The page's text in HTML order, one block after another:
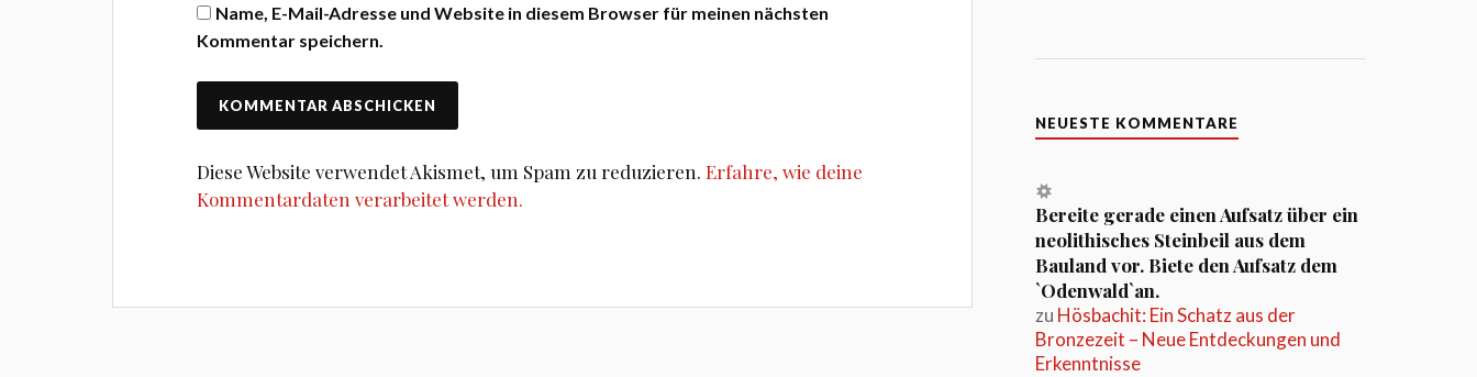
Name, E-Mail-Adresse und Website in diesem Browser für meinen nächsten
Kommentar speichern.
Diese Website verwendet Akismet, um Spam zu reduzieren.Erfahre, wie deine
Kommentardaten verarbeitet werden.
NEUESTE KOMMENTARE
Bereite gerade einen Aufsatz über ein
neolithisches Steinbeil aus dem
Bauland vor. Biete den Aufsatz dem
`Odenwald`an.
zu Hösbachit: Ein Schatz aus der
Bronzezeit – Neue Entdeckungen und
Erkenntnisse